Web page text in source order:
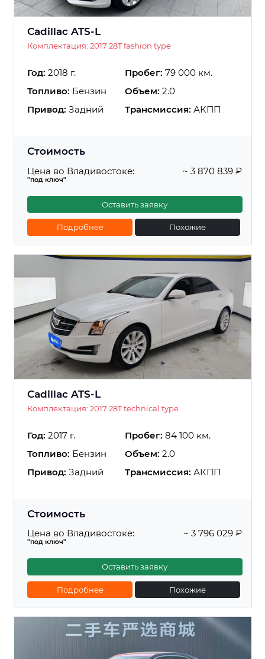
Cadillac ATS-L
Комплектация: 2017 28T fashion type
Год: 2018 г. Пробег: 79 000 км.
Топливо: Бензин Объем: 2.0
Привод: Задний Трансмиссия: АКПП
Стоимость
Цена во Владивостоке:
"под ключ"
~ 3 870 839 ₽
Оставить заявку
Подробнее Похожие
Cadillac ATS-L
Комплектация: 2017 28T technical type
Год: 2017 г. Пробег: 84 100 км.
Топливо: Бензин Объем: 2.0
Привод: Задний Трансмиссия: АКПП
Стоимость
Цена во Владивостоке:
"под ключ"
~ 3 796 029 ₽
Оставить заявку
Подробнее Похожие